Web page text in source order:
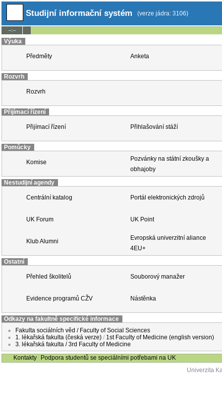
Studijní informační systém (verze jádra: 3106)
--:--
Výuka
Předměty Anketa
Rozvrh
Rozvrh
Přijímací řízení
Přijímací řízení Přihlašování stáží
Pomůcky
Komise
Pozvánky na státní zkoušky a
obhajoby
Nestudijní agendy
Centrální katalog Portál elektronických zdrojů
UK Forum UK Point
Klub Alumni
Evropská univerzitní aliance
4EU+
Ostatní
Přehled školitelů Souborový manažer
Evidence programů CŽV Nástěnka
Odkazy na fakultně specifické informace
Fakulta sociálních věd / Faculty of Social Sciences
1. lékařská fakulta (česká verze) / 1st Faculty of Medicine (english version)
3. lékařská fakulta / 3rd Faculty of Medicine
Kontakty
Podpora studentů se speciálními potřebami na UK
Univerzita